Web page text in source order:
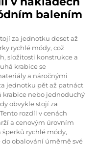
balením
za jednotku deset až
rychlé módy, což
složitosti konstrukce a
krabice se
a náročnými
jednotku pět až patnáct
krabice nebo jednoduchý
obvykle stojí za
rozdíl v cenách
a cenovým úrovním
rychlé módy,
obalování úměrně své